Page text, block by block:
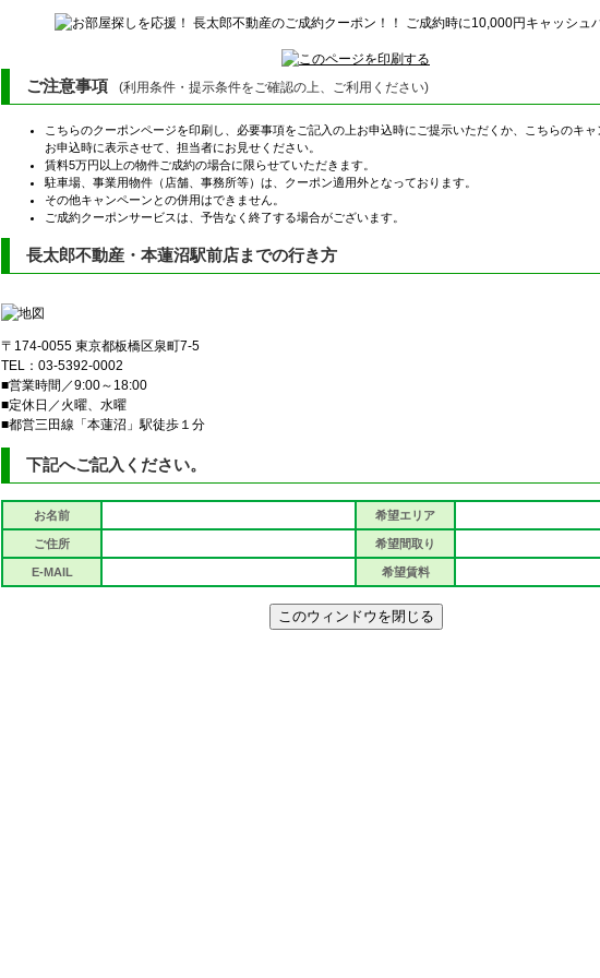
ご注意事項 (利用条件・提示条件をご確認の上、ご利用ください)
こちらのクーポンページを印刷し、必要事項をご記入の上お申込時にご提示いただくか、こちらのキ
お申込時に表示させて、担当者にお見せください。
賃料5万円以上の物件ご成約の場合に限らせていただきます。
駐車場、事業用物件（店舗、事務所等）は、クーポン適用外となっております。
その他キャンペーンとの併用はできません。
ご成約クーポンサービスは、予告なく終了する場合がございます。
長太郎不動産・本蓮沼駅前店までの行き方
〒174-0055 東京都板橋区泉町7-5
TEL：03-5392-0002
■営業時間／9:00～18:00
■定休日／火曜、水曜
■都営三田線「本蓮沼」駅徒歩１分
下記へご記入ください。
お名前 希望エリア
ご住所 希望間取り
E-MAIL 希望賃料